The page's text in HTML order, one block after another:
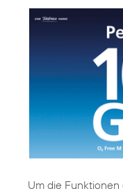
Um die